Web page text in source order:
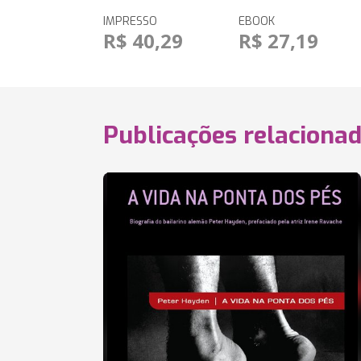
IMPRESSO
R$ 40,29
EBOOK
R$ 27,19
Publicações